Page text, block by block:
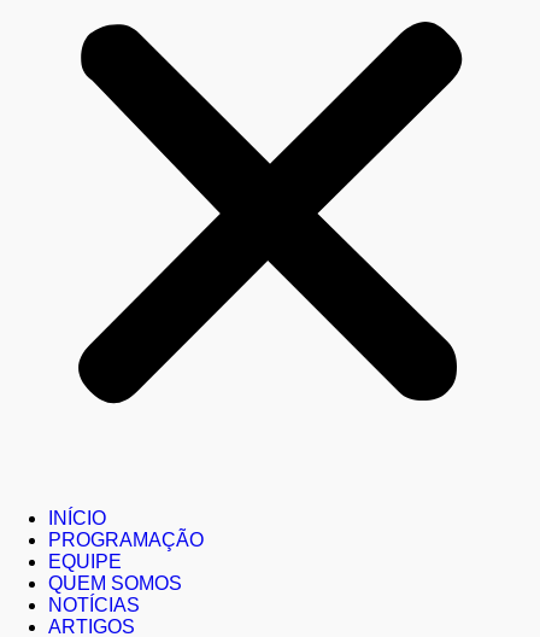
INÍCIO
PROGRAMAÇÃO
EQUIPE
QUEM SOMOS
NOTÍCIAS
ARTIGOS